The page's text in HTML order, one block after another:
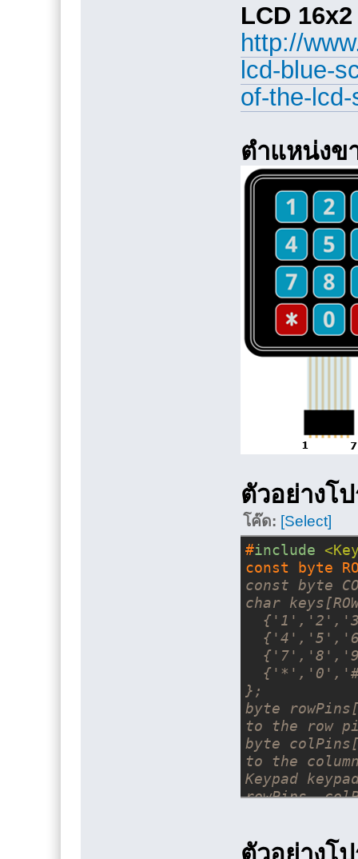
LCD 16x2
http://
lcd-blue-
of-the-
ตำแหน่งข
ตัวอย่างโ
โค๊ด: [Select]
#include
const
const byte
char
};
byte
to the row
byte
to the
Keypad
rowPins,
{